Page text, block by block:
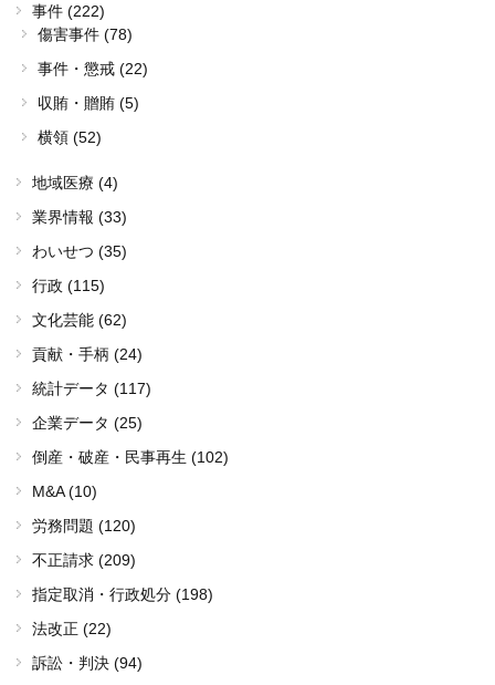
事件 (222)
傷害事件 (78)
事件・懲戒 (22)
収賄・贈賄 (5)
横領 (52)
地域医療 (4)
業界情報 (33)
わいせつ (35)
行政 (115)
文化芸能 (62)
貢献・手柄 (24)
統計データ (117)
企業データ (25)
倒産・破産・民事再生 (102)
M&A (10)
労務問題 (120)
不正請求 (209)
指定取消・行政処分 (198)
法改正 (22)
訴訟・判決 (94)